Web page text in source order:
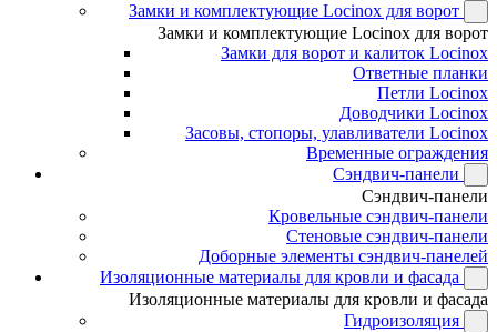
Замки и комплектующие Locinox для ворот
Замки и комплектующие Locinox для ворот
Замки для ворот и калиток Locinox
Ответные планки
Петли Locinox
Доводчики Locinox
Засовы, стопоры, улавливатели Locinox
Временные ограждения
Сэндвич-панели
Сэндвич-панели
Кровельные сэндвич-панели
Стеновые сэндвич-панели
Доборные элементы сэндвич-панелей
Изоляционные материалы для кровли и фасада
Изоляционные материалы для кровли и фасада
Гидроизоляция